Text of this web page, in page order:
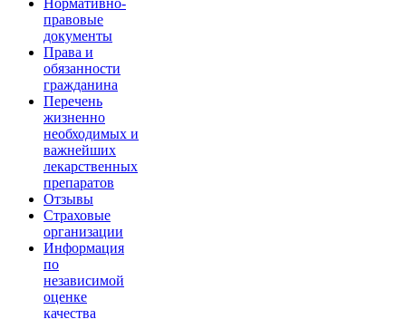
правовые
документы
Права и
обязанности
гражданина
Перечень
жизненно
необходимых и
важнейших
лекарственных
препаратов
Отзывы
Страховые
организации
Информация
по
независимой
оценке
качества